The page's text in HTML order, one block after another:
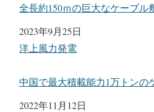
全長約150ｍの巨大なケーブル
日付
2023年9月25日
関連理由
洋上風力発電
中国で最大積載能力1万トンの
日付
2022年11月12日